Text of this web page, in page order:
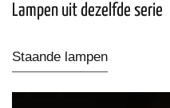
Lampen uit dezelfde serie
Staande lampen